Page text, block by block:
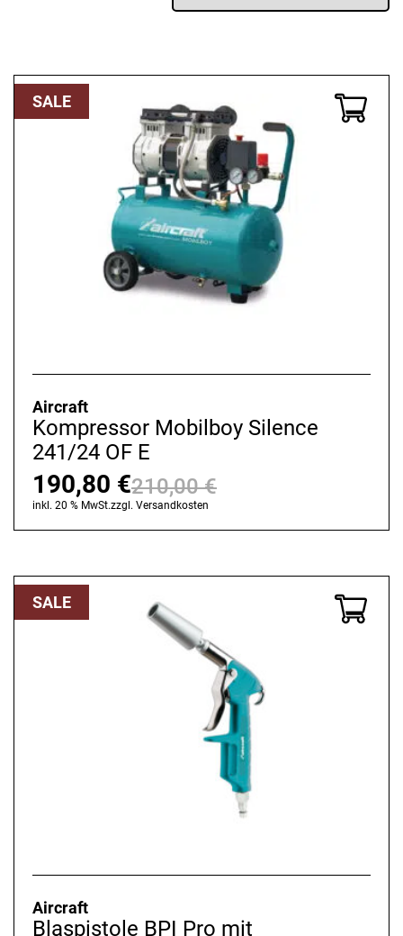
SALE
Aircraft
Kompressor Mobilboy Silence
241/24 OF E
210,00€
war:
190,80 €
ist:
inkl. 20 % MwSt.zzgl. Versandkosten
SALE
Aircraft
Blaspistole BPI Pro mit